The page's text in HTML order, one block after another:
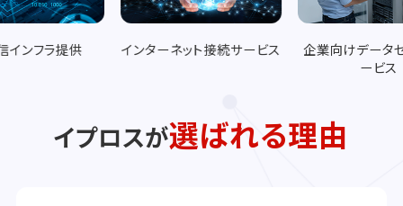
ト接続サービス
企業向けデータセンターサ
クラウド通信
イプロスが選ばれる理由